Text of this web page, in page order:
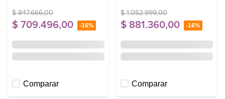
$ 847.666,00
$ 709.496,00 -16%
Comparar
$ 1.052.999,00
$ 881 .360,00 -16%
Comparar